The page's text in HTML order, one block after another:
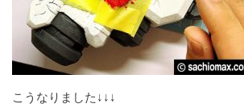
こうなりました↓↓↓